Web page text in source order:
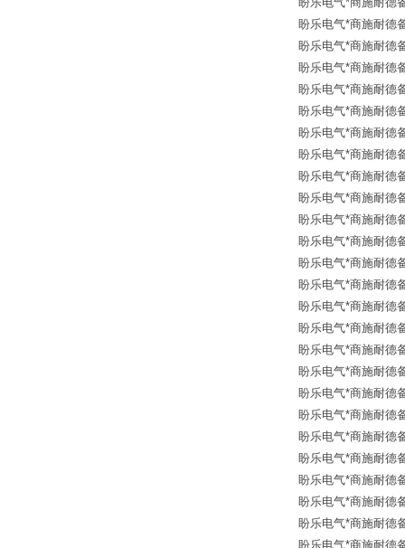
盼乐电气*商施耐德
盼乐电气*商施耐德
盼乐电气*商施耐德
盼乐电气*商施耐德
盼乐电气*商施耐德
盼乐电气*商施耐德
盼乐电气*商施耐德
盼乐电气*商施耐德
盼乐电气*商施耐德
盼乐电气*商施耐德
盼乐电气*商施耐德
盼乐电气*商施耐德
盼乐电气*商施耐德
盼乐电气*商施耐德
盼乐电气*商施耐德
盼乐电气*商施耐德
盼乐电气*商施耐德
盼乐电气*商施耐德
盼乐电气*商施耐德
盼乐电气*商施耐德
盼乐电气*商施耐德
盼乐电气*商施耐德
盼乐电气*商施耐德
盼乐电气*商施耐德
盼乐电气*商施耐德